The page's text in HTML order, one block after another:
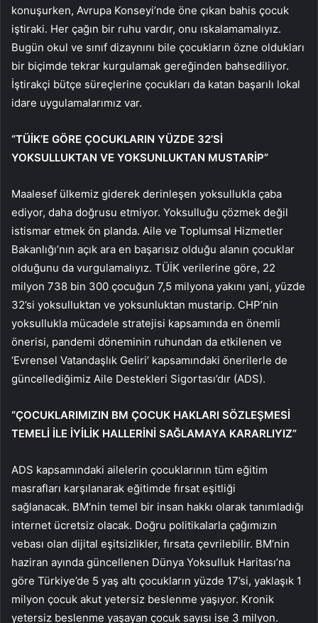
konuşurken, Avrupa Konseyi’nde öne çıkan bahis çocuk
iştiraki. Her çağın bir ruhu vardır, onu ıskalamamalıyız.
Bugün okul ve sınıf dizaynını bile çocukların özne oldukları
bir biçimde tekrar kurgulamak gereğinden bahsediliyor.
İştirakçi bütçe süreçlerine çocukları da katan başarılı lokal
idare uygulamalarımız var.
“TÜİK’E GÖRE ÇOCUKLARIN YÜZDE 32’Sİ
YOKSULLUKTAN VE YOKSUNLUKTAN MUSTARİP”
Maalesef ülkemiz giderek derinleşen yoksullukla çaba
ediyor, daha doğrusu etmiyor. Yoksulluğu çözmek değil
istismar etmek ön planda. Aile ve Toplumsal Hizmetler
Bakanlığı’nın açık ara en başarısız olduğu alanın çocuklar
olduğunu da vurgulamalıyız. TÜİK verilerine göre, 22
milyon 738 bin 300 çocuğun 7,5 milyona yakını yani, yüzde
32’si yoksulluktan ve yoksunluktan mustarip. CHP’nin
yoksullukla mücadele stratejisi kapsamında en önemli
önerisi, pandemi döneminin ruhundan da etkilenen ve
‘Evrensel Vatandaşlık Geliri’ kapsamındaki önerilerle de
güncellediğimiz Aile Destekleri Sigortası’dır (ADS).
“ÇOCUKLARIMIZIN BM ÇOCUK HAKLARI SÖZLEŞMESİ
TEMELİ İLE İYİLİK HALLERİNİ SAĞLAMAYA KARARLIYIZ”
ADS kapsamındaki ailelerin çocuklarının tüm eğitim
masrafları karşılanarak eğitimde fırsat eşitliği
sağlanacak. BM’nin temel bir insan hakkı olarak tanımladığı
internet ücretsiz olacak. Doğru politikalarla çağımızın
vebası olan dijital eşitsizlikler, fırsata çevrilebilir. BM’nin
haziran ayında güncellenen Dünya Yoksulluk Haritası’na
göre Türkiye’de 5 yaş altı çocukların yüzde 17’si, yaklaşık 1
milyon çocuk akut yetersiz beslenme yaşıyor. Kronik
yetersiz beslenme yaşayan çocuk sayısı ise 3 milyon.